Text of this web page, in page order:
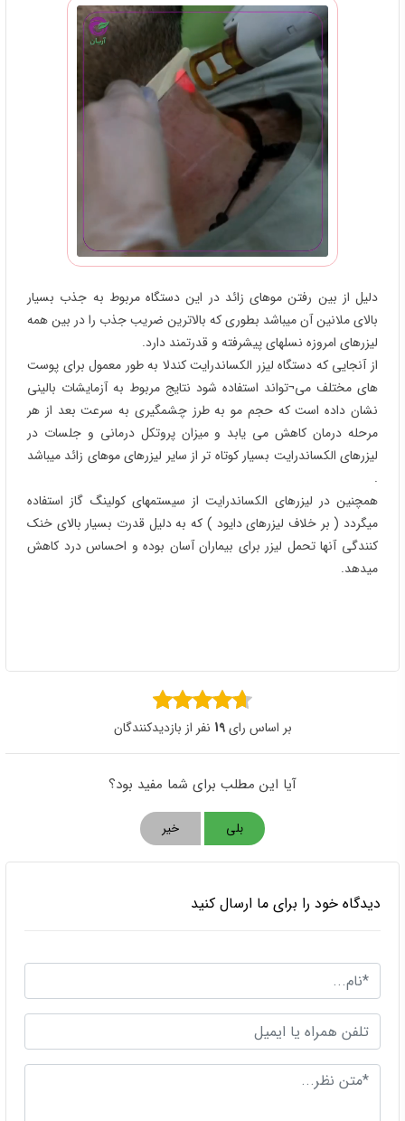
دلیل از بین رفتن موهای زائد در این دستگاه مربوط به جذب بسیار
بالای ملانین آن میباشد بطوری که بالاترین ضریب جذب را در بین همه
لیزرهای امروزه نسلهای پیشرفته و قدرتمند دارد.
از آنجایی که دستگاه لیزر الکساندرایت کندلا به طور معمول برای پوست
های مختلف می¬تواند استفاده شود نتایج مربوط به آزمایشات بالینی
نشان داده است که حجم مو به طرز چشمگیری به سرعت بعد از هر
مرحله درمان کاهش می یابد و میزان پروتکل درمانی و جلسات در
لیزرهای الکساندرایت بسیار کوتاه تر از سایر لیزرهای موهای زائد میباشد
.
همچنین در لیزرهای الکساندرایت از سیستمهای کولینگ گاز استفاده
میگردد ( بر خلاف لیزرهای دایود ) که به دلیل قدرت بسیار بالای خنک
کنندگی آنها تحمل لیزر برای بیماران آسان بوده و احساس درد کاهش
میدهد.
بر اساس رای19 نفر از بازدیدکنندگان
آیا این مطلب برای شما مفید بود؟
بلی خیر
دیدگاه خود را برای ما ارسال کنید